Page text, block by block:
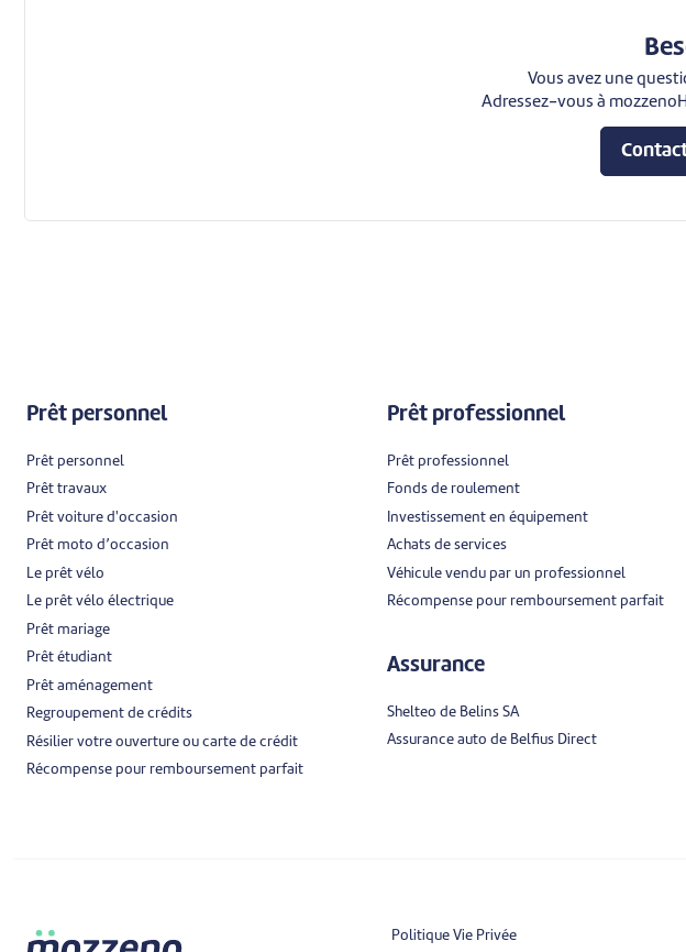
Vous avez une
Adressez-vous à
Prêt personnel
Prêt personnel
Prêt travaux
Prêt voiture d'occasion
Prêt moto d’occasion
Le prêt vélo
Le prêt vélo électrique
Prêt mariage
Prêt étudiant
Prêt aménagement
Regroupement de crédits
Résilier votre ouverture ou carte de crédit
Récompense pour remboursement parfait
Prêt professionnel
Prêt professionnel
Fonds de roulement
Investissement en équipement
Achats de services
Véhicule vendu par un professionnel
Récompense pour remboursement parfait
Assurance
Shelteo de Belins SA
Assurance auto de Belfius Direct
Politique Vie Privée